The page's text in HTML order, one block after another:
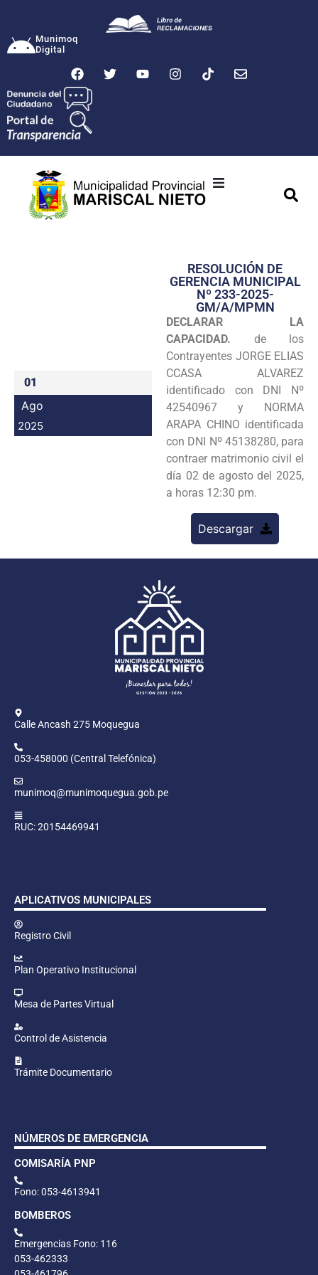
Munimoq
Digital
Transparencia
Seguridad
Programas
01
Ago
2025
RESOLUCIÓN DE
GERENCIA MUNICIPAL
Nº 233-2025-
GM/A/MPMN
DECLARAR LA
CAPACIDAD. de los
Contrayentes JORGE ELIAS
CCASA ALVAREZ
identificado con DNI Nº
42540967 y NORMA
ARAPA CHINO identificada
con DNI Nº 45138280, para
contraer matrimonio civil el
día 02 de agosto del 2025,
a horas 12:30 pm.
Descargar
Calle Ancash 275 Moquegua
053-458000 (Central Telefónica)
munimoq@munimoquegua.gob.pe
RUC: 20154469941
APLICATIVOS MUNICIPALES
Registro Civil
Plan Operativo Institucional
Mesa de Partes Virtual
Control de Asistencia
Trámite Documentario
NÚMEROS DE EMERGENCIA
COMISARÍA PNP
Fono: 053-4613941
BOMBEROS
Emergencias Fono: 116
053-462333